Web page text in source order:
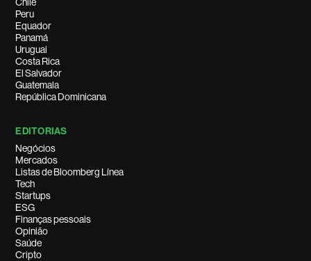
Peru
Equador
Panamá
Uruguai
Costa Rica
El Salvador
Guatemala
República Dominicana
EDITORIAS
Negócios
Mercados
Listas de Bloomberg Línea
Tech
Startups
ESG
Finanças pessoais
Opinião
Saúde
Cripto